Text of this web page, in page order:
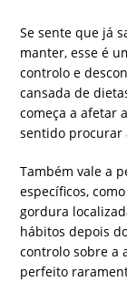
Se sente que já
manter, esse é
controlo e
cansada de
começa a afetar
sentido procurar
Também vale a
específicos,
gordura
hábitos depois
controlo sobre a
perfeito